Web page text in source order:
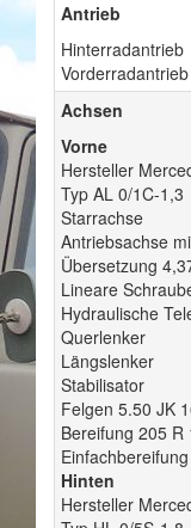
Antrieb
Hinterradantrieb
Achsen
Vorne
Hersteller
Typ AL 0/1C-1,3
Starrachse
Antriebsachse
Übersetzung
Lineare
Hydraulische
Querlenker
Längslenker
Stabilisator
Felgen 5.50 JK
Bereifung 205 R
Einfachbereifung
Hinten
Hersteller